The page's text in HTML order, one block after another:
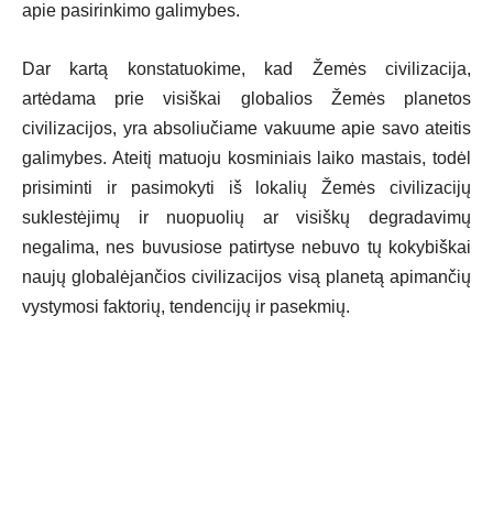
apie pasirinkimo galimybes.
Dar kartą konstatuokime, kad Žemės civilizacija,
artėdama prie visiškai globalios Žemės planetos
civilizacijos, yra absoliučiame vakuume apie savo ateitis
galimybes. Ateitį matuoju kosminiais laiko mastais, todėl
prisiminti ir pasimokyti iš lokalių Žemės civilizacijų
suklestėjimų ir nuopuolių ar visiškų degradavimų
negalima, nes buvusiose patirtyse nebuvo tų kokybiškai
naujų globalėjančios civilizacijos visą planetą apimančių
vystymosi faktorių, tendencijų ir pasekmių.